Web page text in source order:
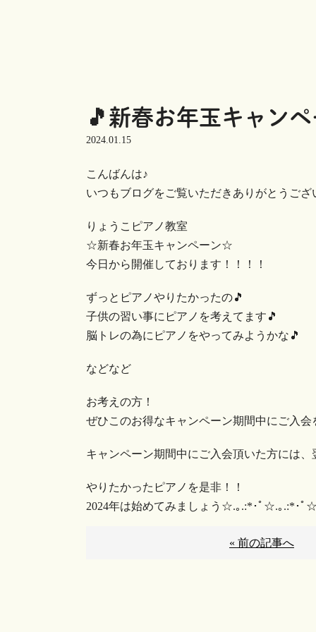
🎵新春お年玉キャンペ
2024.01.15
こんばんは♪
いつもブログをご覧いただきありがとうご
りょうこピアノ教室
☆新春お年玉キャンペーン☆
今日から開催しております！！！！
ずっとピアノやりたかったの🎵
子供の習い事にピアノを考えてます🎵
脳トレの為にピアノをやってみようかな🎵
などなど
お考えの方！
ぜひこのお得なキャンペーン期間中にご入
キャンペーン期間中にご入会頂いた方には
やりたかったピアノを是非！！
2024年は始めてみましょう☆︎.｡.:*･ﾟ☆︎.｡.:*･ﾟ
« 前の記事へ